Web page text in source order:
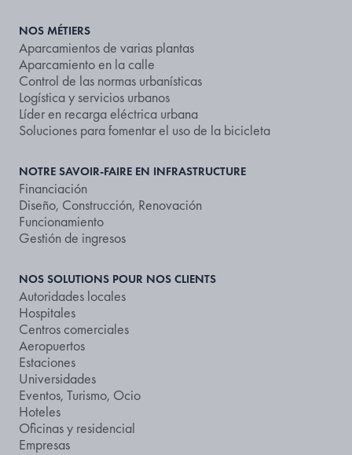
NOS MÉTIERS
Aparcamientos de varias plantas
Aparcamiento en la calle
Control de las normas urbanísticas
Logística y servicios urbanos
Líder en recarga eléctrica urbana
Soluciones para fomentar el uso de la bicicleta
NOTRE SAVOIR-FAIRE EN INFRASTRUCTURE
Financiación
Diseño, Construcción, Renovación
Funcionamiento
Gestión de ingresos
NOS SOLUTIONS POUR NOS CLIENTS
Autoridades locales
Hospitales
Centros comerciales
Aeropuertos
Estaciones
Universidades
Eventos, Turismo, Ocio
Hoteles
Oficinas y residencial
Empresas